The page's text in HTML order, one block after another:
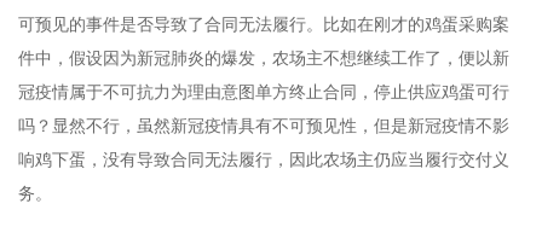
可预见的事件是否导致了合同无法履行。比如在刚才的鸡蛋采购案
件中，假设因为新冠肺炎的爆发，农场主不想继续工作了，便以新
冠疫情属于不可抗力为理由意图单方终止合同，停止供应鸡蛋可行
吗？显然不行，虽然新冠疫情具有不可预见性，但是新冠疫情不影
响鸡下蛋，没有导致合同无法履行，因此农场主仍应当履行交付义
务。